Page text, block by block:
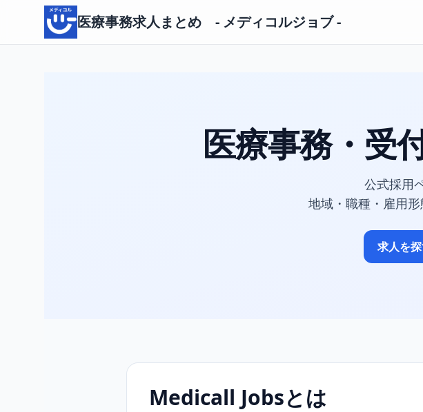
医療事務求人まとめ - メディコルジョブ -
医療事務・受
公式採用
地域・職種・雇用形
求人を
Medicall Jobsとは